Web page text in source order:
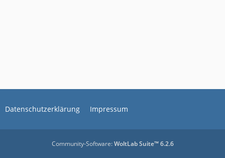
Datenschutzerklärung Impressum
Community-Software:WoltLab Suite™ 6.2.6